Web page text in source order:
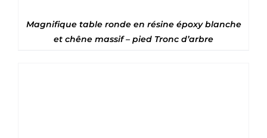
Magnifique table ronde en résine époxy blanche
et chêne massif – pied Tronc d’arbre